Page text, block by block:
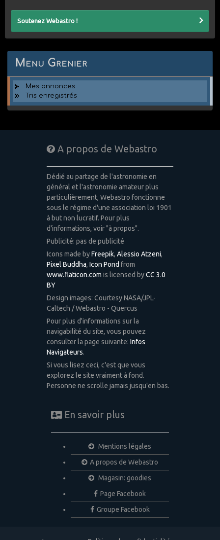
Soutenez Webastro !
Menu Grenier
Mes annonces
Tris enregistrés
A propos de Webastro
Dédié au partage de l'astronomie en
général et l'astronomie amateur plus
particulièrement, Webastro fonctionne
sous le régime d'une association loi 1901
à but non lucratif. Pour plus
d'informations, voir "à propos".
Publicité: pas de publicité
Icons made byFreepik, Alessio Atzeni,
Pixel Buddha, Icon Pond from
www.flaticon.com is licensed byCC 3.0
BY
Design images: Courtesy NASA/JPL-
Caltech / Webastro - Quercus
Pour plus d'informations sur la
navigabilité du site, vous pouvez
consulter la page suivante: Infos
Navigateurs.
Si vous lisez ceci, c'est que vous
explorez le site vraiment à fond.
Personne ne scrolle jamais jusqu'en bas.
En savoir plus
Mentions légales
A propos de Webastro
Magasin: goodies
Page Facebook
Groupe Facebook